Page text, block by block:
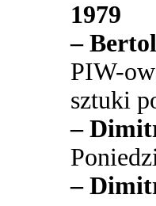
1979
–
PIW-
sztuki
–
–